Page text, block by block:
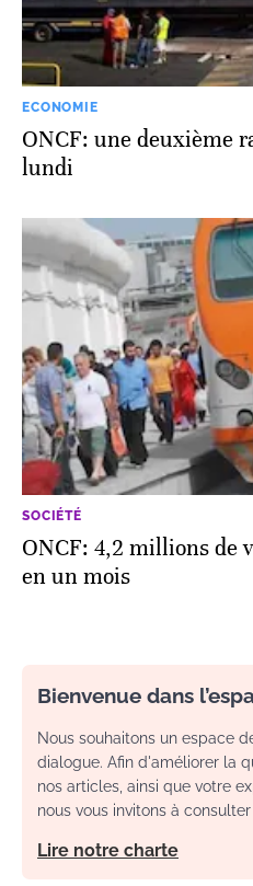
ECONOMIE
ONCF: une deuxième
lundi
SOCIÉTÉ
ONCF: 4,2 millions de
en un mois
Bienvenue dans
Nous souhaitons un espace
dialogue. Afin d'améliorer la
nos articles, ainsi que votre
nous vous invitons à
Lire notre charte